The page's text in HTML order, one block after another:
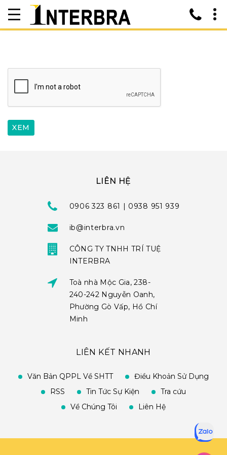
LIÊN HỆ
0906 323 861 | 0938 951 939
ib@interbra.vn
CÔNG TY TNHH TRÍ TUỆ
INTERBRA
Toà nhà Mộc Gia, 238-
240-242 Nguyễn Oanh,
Phường Gò Vấp, Hồ Chí
Minh
LIÊN KẾT NHANH
Văn Bản QPPL Về SHTT
Điều Khoản Sử Dụng
RSS
Tin Tức Sự Kiện
Tra cứu
Về Chúng Tôi
Liên Hệ